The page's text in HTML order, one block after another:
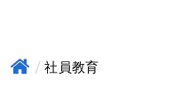
社員教育